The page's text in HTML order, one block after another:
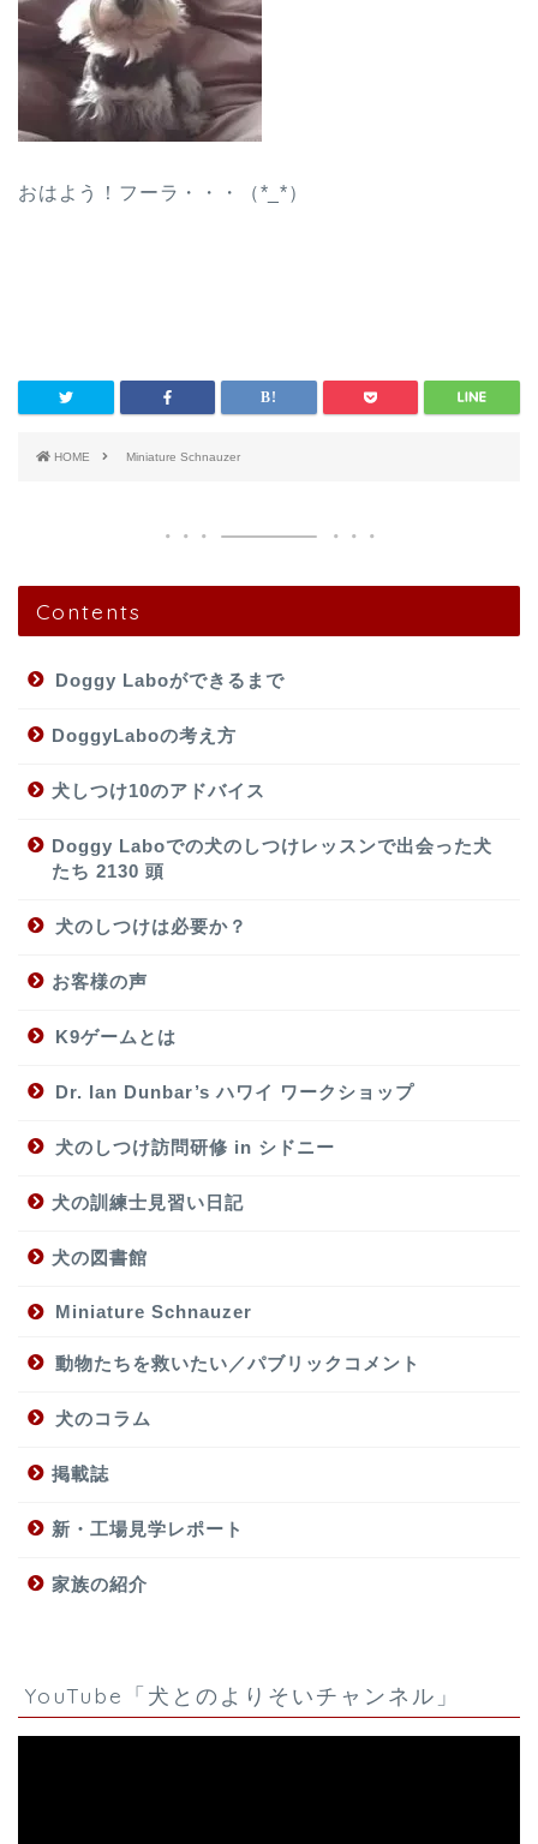
おはよう！フーラ・・・（*_*）
HOME Miniature Schnauzer
Contents
Doggy Laboができるまで
DoggyLaboの考え方
犬しつけ10のアドバイス
Doggy Laboでの犬のしつけレッスンで出会った犬
たち 2130 頭
犬のしつけは必要か？
お客様の声
K9ゲームとは
Dr. Ian Dunbar’s ハワイ ワークショップ
犬のしつけ訪問研修 in シドニー
犬の訓練士見習い日記
犬の図書館
Miniature Schnauzer
動物たちを救いたい／パブリックコメント
犬のコラム
掲載誌
新・工場見学レポート
家族の紹介
YouTube「犬とのよりそいチャンネル」